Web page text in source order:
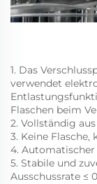
1. Das
verwendet
Flaschen beim
2. Vollständig
3. Keine Flasche,
4. Automatischer
5. Stabile und
Ausschussrate ≤